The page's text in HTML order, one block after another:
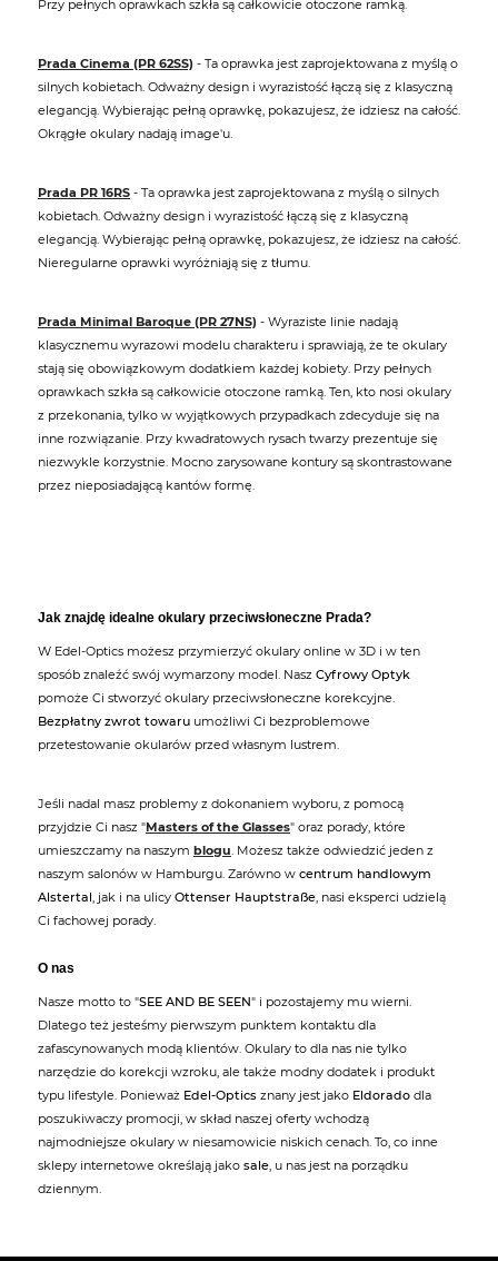
Przy pełnych oprawkach szkła są całkowicie otoczone ramką.
Prada Cinema (PR 62SS) - Ta oprawka jest zaprojektowana z myślą o
silnych kobietach. Odważny design i wyrazistość łączą się z klasyczną
elegancją. Wybierając pełną oprawkę, pokazujesz, że idziesz na całość.
Okrągłe okulary nadają image'u.
Prada PR 16RS - Ta oprawka jest zaprojektowana z myślą o silnych
kobietach. Odważny design i wyrazistość łączą się z klasyczną
elegancją. Wybierając pełną oprawkę, pokazujesz, że idziesz na całość.
Nieregularne oprawki wyróżniają się z tłumu.
Prada Minimal Baroque (PR 27NS) - Wyraziste linie nadają
klasycznemu wyrazowi modelu charakteru i sprawiają, że te okulary
stają się obowiązkowym dodatkiem każdej kobiety. Przy pełnych
oprawkach szkła są całkowicie otoczone ramką. Ten, kto nosi okulary
z przekonania, tylko w wyjątkowych przypadkach zdecyduje się na
inne rozwiązanie. Przy kwadratowych rysach twarzy prezentuje się
niezwykle korzystnie. Mocno zarysowane kontury są skontrastowane
przez nieposiadającą kantów formę.
Jak znajdę idealne okulary przeciwsłoneczne Prada?
W Edel-Optics możesz przymierzyć okulary online w 3D i w ten
sposób znaleźć swój wymarzony model. Nasz Cyfrowy Optyk
pomoże Ci stworzyć okulary przeciwsłoneczne korekcyjne.
Bezpłatny zwrot towaru umożliwi Ci bezproblemowe
przetestowanie okularów przed własnym lustrem.
Jeśli nadal masz problemy z dokonaniem wyboru, z pomocą
przyjdzie Ci nasz "Masters of the Glasses" oraz porady, które
umieszczamy na naszym blogu. Możesz także odwiedzić jeden z
naszym salonów w Hamburgu. Zarówno w centrum handlowym
Alstertal, jak i na ulicy Ottenser Hauptstraße, nasi eksperci udzielą
Ci fachowej porady.
O nas
Nasze motto to "SEE AND BE SEEN" i pozostajemy mu wierni.
Dlatego też jesteśmy pierwszym punktem kontaktu dla
zafascynowanych modą klientów. Okulary to dla nas nie tylko
narzędzie do korekcji wzroku, ale także modny dodatek i produkt
typu lifestyle. Ponieważ Edel-Optics znany jest jako Eldorado dla
poszukiwaczy promocji, w skład naszej oferty wchodzą
najmodniejsze okulary w niesamowicie niskich cenach. To, co inne
sklepy internetowe określają jako sale, u nas jest na porządku
dziennym.